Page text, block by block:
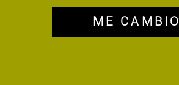
ME CAMBIO